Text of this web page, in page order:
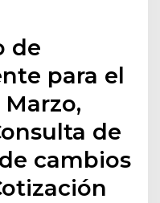
de
para el
de
cambios